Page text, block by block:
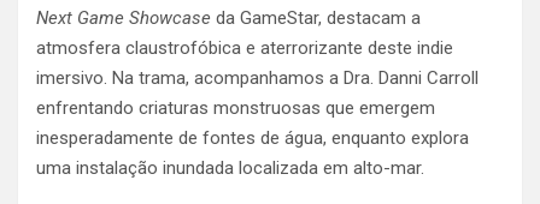
Next Game Showcase da GameStar, destacam a
atmosfera claustrofóbica e aterrorizante deste indie
imersivo. Na trama, acompanhamos a Dra. Danni Carroll
enfrentando criaturas monstruosas que emergem
inesperadamente de fontes de água, enquanto explora
uma instalação inundada localizada em alto-mar.